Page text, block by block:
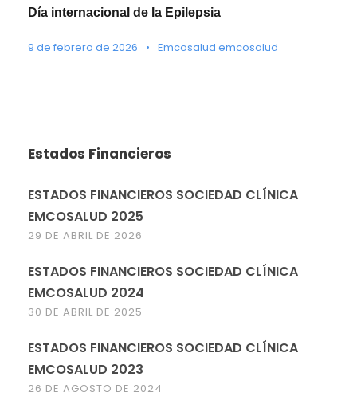
Día internacional de la Epilepsia
9 de febrero de 2026 • Emcosalud emcosalud
Estados Financieros
ESTADOS FINANCIEROS SOCIEDAD CLÍNICA
EMCOSALUD 2025
29 DE ABRIL DE 2026
ESTADOS FINANCIEROS SOCIEDAD CLÍNICA
EMCOSALUD 2024
30 DE ABRIL DE 2025
ESTADOS FINANCIEROS SOCIEDAD CLÍNICA
EMCOSALUD 2023
26 DE AGOSTO DE 2024